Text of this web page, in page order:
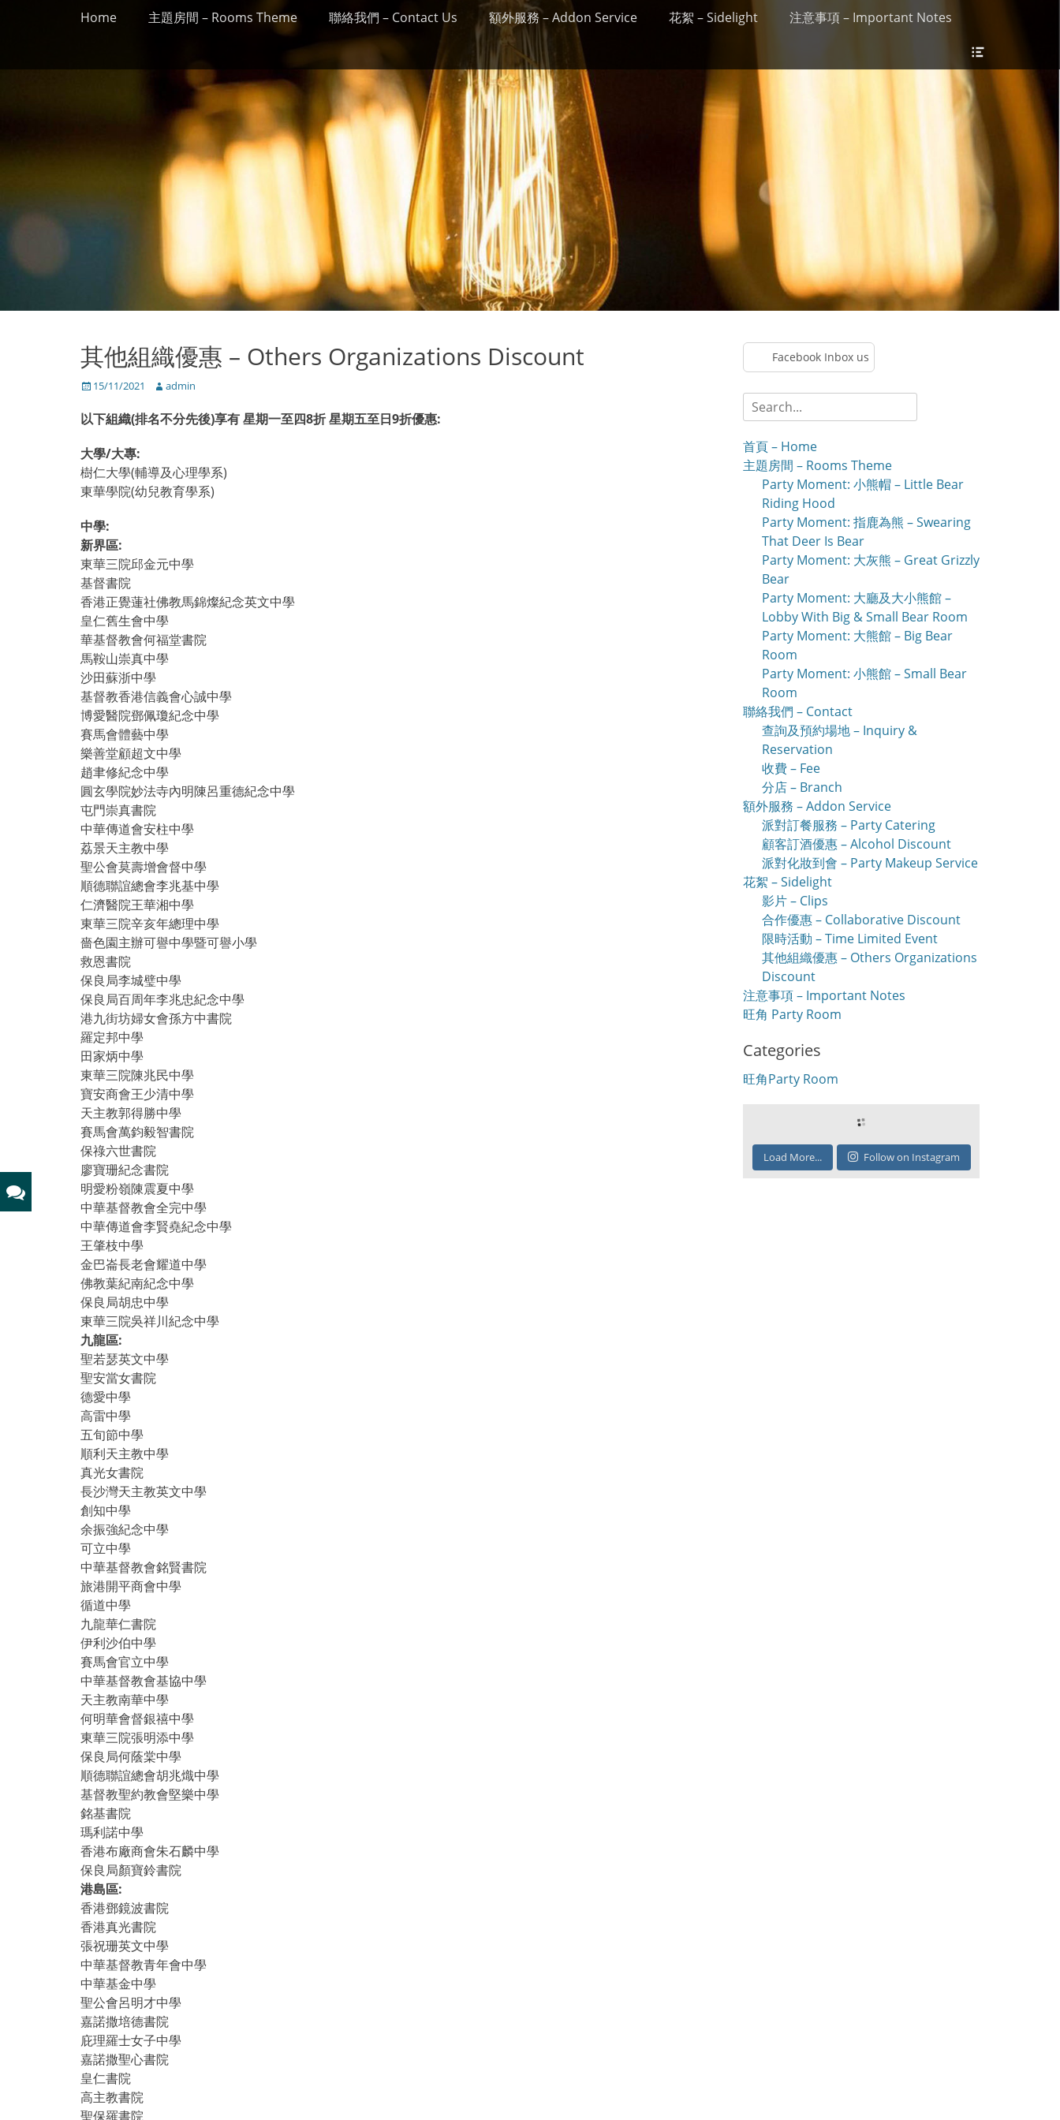
Primary Menu
SkipHome 主題房間 – Rooms Theme 聯絡我們 – Contact Us 額外服務 – Addon Service 花絮 – Sidelight 注意事項 – Important Notes
其他組織優惠 – Others Organizations Discount
Posted
15/11/2021 Author
admin
以下組織(排名不分先後)享有 星期一至四8折 星期五至日9折優惠:
大學/大專:
樹仁大學(輔導及心理學系)
東華學院(幼兒教育學系)
中學:
新界區:
東華三院邱金元中學
基督書院
香港正覺蓮社佛教馬錦燦紀念英文中學
皇仁舊生會中學
華基督教會何福堂書院
馬鞍山崇真中學
沙田蘇浙中學
基督教香港信義會心誠中學
博愛醫院鄧佩瓊紀念中學
賽馬會體藝中學
樂善堂顧超文中學
趙聿修紀念中學
圓玄學院妙法寺內明陳呂重德紀念中學
屯門崇真書院
中華傳道會安柱中學
荔景天主教中學
聖公會莫壽增會督中學
順德聯誼總會李兆基中學
仁濟醫院王華湘中學
東華三院辛亥年總理中學
嗇色園主辦可譽中學暨可譽小學
救恩書院
保良局李城璧中學
保良局百周年李兆忠紀念中學
港九街坊婦女會孫方中書院
羅定邦中學
田家炳中學
東華三院陳兆民中學
寶安商會王少清中學
天主教郭得勝中學
賽馬會萬鈞毅智書院
保祿六世書院
廖寶珊紀念書院
明愛粉嶺陳震夏中學
中華基督教會全完中學
中華傳道會李賢堯紀念中學
王肇枝中學
金巴崙長老會耀道中學
佛教葉紀南紀念中學
保良局胡忠中學
東華三院吳祥川紀念中學
九龍區:
聖若瑟英文中學
聖安當女書院
德愛中學
高雷中學
五旬節中學
順利天主教中學
真光女書院
長沙灣天主教英文中學
創知中學
余振強紀念中學
可立中學
中華基督教會銘賢書院
旅港開平商會中學
循道中學
九龍華仁書院
伊利沙伯中學
賽馬會官立中學
中華基督教會基協中學
天主教南華中學
何明華會督銀禧中學
東華三院張明添中學
保良局何蔭棠中學
順德聯誼總會胡兆熾中學
基督教聖約教會堅樂中學
銘基書院
瑪利諾中學
香港布廠商會朱石麟中學
保良局顏寶鈴書院
港島區:
香港鄧鏡波書院
香港真光書院
張祝珊英文中學
中華基督教青年會中學
中華基金中學
聖公會呂明才中學
嘉諾撒培德書院
庇理羅士女子中學
嘉諾撒聖心書院
皇仁書院
高主教書院
聖保羅書院
Facebook Inbox us
Search
for:
首頁 – Home
主題房間 – Rooms Theme
Party Moment: 小熊帽 – Little Bear
Riding Hood
Party Moment: 指鹿為熊 – Swearing
That Deer Is Bear
Party Moment: 大灰熊 – Great Grizzly
Bear
Party Moment: 大廳及大小熊館 –
Lobby With Big & Small Bear Room
Party Moment: 大熊館 – Big Bear
Room
Party Moment: 小熊館 – Small Bear
Room
聯絡我們 – Contact
查詢及預約場地 – Inquiry &
Reservation
收費 – Fee
分店 – Branch
額外服務 – Addon Service
派對訂餐服務 – Party Catering
顧客訂酒優惠 – Alcohol Discount
派對化妝到會 – Party Makeup Service
花絮 – Sidelight
影片 – Clips
合作優惠 – Collaborative Discount
限時活動 – Time Limited Event
其他組織優惠 – Others Organizations
Discount
注意事項 – Important Notes
旺角 Party Room
Categories
旺角Party Room
Load More... Follow on Instagram